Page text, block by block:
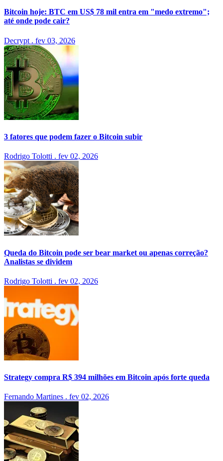
Bitcoin hoje: BTC em US$ 78 mil entra em "medo extremo";
até onde pode cair?
Decrypt . fev 03, 2026
3 fatores que podem fazer o Bitcoin subir
Rodrigo Tolotti . fev 02, 2026
Queda do Bitcoin pode ser bear market ou apenas correção?
Analistas se dividem
Rodrigo Tolotti . fev 02, 2026
Strategy compra R$ 394 milhões em Bitcoin após forte queda
Fernando Martines . fev 02, 2026